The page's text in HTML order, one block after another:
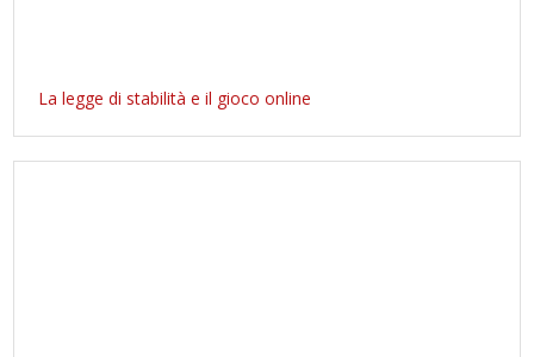
La legge di stabilità e il gioco online